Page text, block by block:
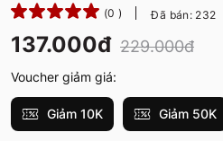
(0 ) Đã bán: 232
137.000đ 229.000đ
Voucher giảm giá:
Giảm 10K Giảm 50K